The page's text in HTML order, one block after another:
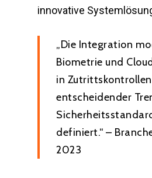
innovative
„Die Integration
Biometrie und
in
entscheidender
definiert.“ –
2023